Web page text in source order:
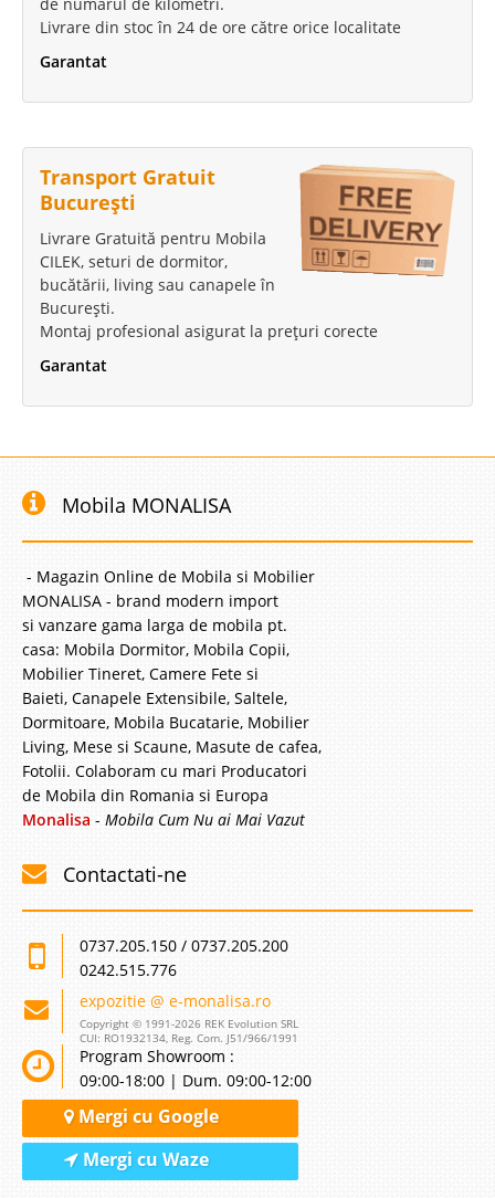
Livrare din stoc în 24 de ore către orice localitate
Garantat
Transport Gratuit
București
Livrare Gratuită pentru Mobila
CILEK, seturi de dormitor,
bucătării, living sau canapele în
București.
Montaj profesional asigurat la prețuri corecte
Garantat
Mobila MONALISA
- Magazin Online de Mobila si Mobilier
MONALISA - brand modern import
si vanzare gama larga de mobila pt.
casa: Mobila Dormitor, Mobila Copii,
Mobilier Tineret, Camere Fete si
Baieti, Canapele Extensibile, Saltele,
Dormitoare, Mobila Bucatarie, Mobilier
Living, Mese si Scaune, Masute de cafea,
Fotolii. Colaboram cu mari Producatori
de Mobila din Romania si Europa
Monalisa - Mobila Cum Nu ai Mai Vazut
Contactati-ne
0737.205.150 / 0737.205.200
0242.515.776
expozitie @ e-monalisa.ro
Copyright © 1991-2026 REK Evolution SRL
CUI: RO1932134, Reg. Com. J51/966/1991
Program Showroom :
09:00-18:00 | Dum. 09:00-12:00
Mergi cu Google
Mergi cu Waze